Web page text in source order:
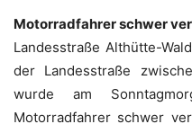
Motorradfahrer schwer
Landesstraße Althütte-
der Landesstraße
wurde am
Motorradfahrer schwer